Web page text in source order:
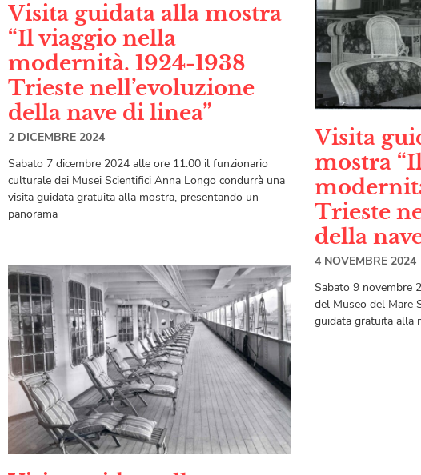
Visita guidata alla mostra
“Il viaggio nella
modernità. 1924-1938
Trieste nell’evoluzione
della nave di linea”
2 DICEMBRE 2024
Sabato 7 dicembre 2024 alle ore 11.00 il funzionario
culturale dei Musei Scientifici Anna Longo condurrà una
visita guidata gratuita alla mostra, presentando un
panorama
Visita
mostra
Trieste
della
4 NOVEMBRE 2024
Sabato 9 novembre
del Museo del Mare
guidata gratuita alla